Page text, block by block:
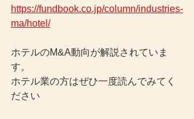
https://fundbook.co.jp/column/industries-
ma/hotel/
ホテルのM&A動向が解説されていま
す。
ホテル業の方はぜひ一度読んでみてく
ださい